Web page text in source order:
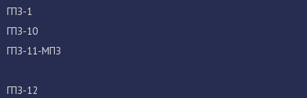
ГПЗ-1
ГПЗ-10
ГПЗ-11-МПЗ
ГПЗ-12